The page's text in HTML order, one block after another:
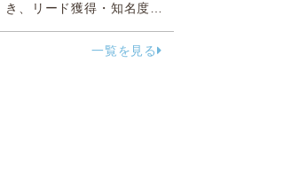
き、リード獲得・知名度向
上に効果実感
一覧を見る